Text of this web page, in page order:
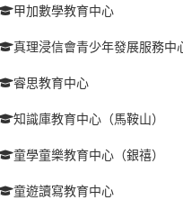
甲加數學教育中心
真理浸信會青少年發展服務中
睿思教育中心
知識庫教育中心（馬鞍山）
童學童樂教育中心（銀禧）
童遊讀寫教育中心